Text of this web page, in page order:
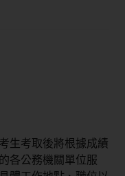
生考取後將根據成績
各公務機關單位服